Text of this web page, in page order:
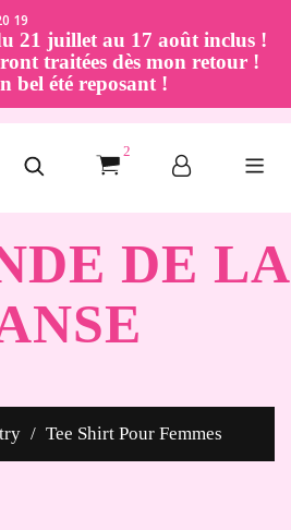
19
21 juillet au 17 août inclus !
traitées dès mon retour !
bel été reposant !
2
DE LA
Tee Shirt Pour Femmes